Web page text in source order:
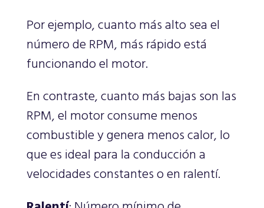
Por ejemplo, cuanto más alto sea el
número de RPM, más rápido está
funcionando el motor.
En contraste, cuanto más bajas son las
RPM, el motor consume menos
combustible y genera menos calor, lo
que es ideal para la conducción a
velocidades constantes o en ralentí.